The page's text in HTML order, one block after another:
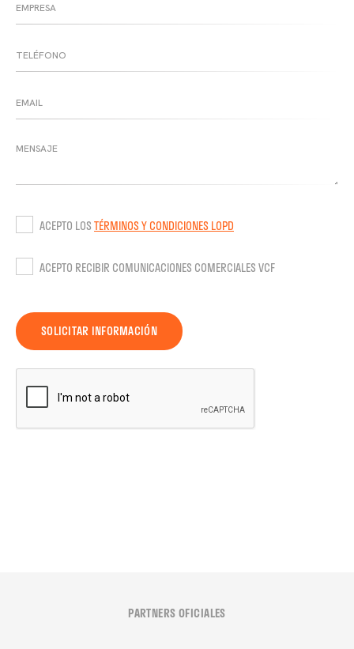
ACEPTO LOSTÉRMINOS Y CONDICIONES LOPD
ACEPTO RECIBIR COMUNICACIONES COMERCIALES VCF
SOLICITAR INFORMACIÓN
PARTNERS OFICIALES